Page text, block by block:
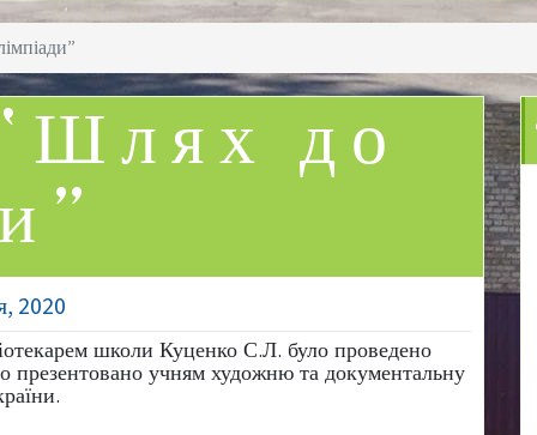
до
2020
школи Куценко С.Л. було проведено
презентовано учням художню та документальну